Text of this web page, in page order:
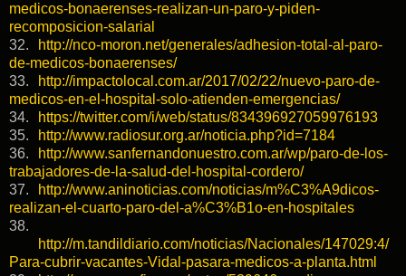
medicos-bonaerenses-realizan-un-paro-y-piden-
recomposicion-salarial
32.
http://nco-moron.net/generales/adhesion-total-al-paro-
de-medicos-bonaerenses/
33.
http://impactolocal.com.ar/2017/02/22/nuevo-paro-de-
medicos-en-el-hospital-solo-atienden-emergencias/
34.
https://twitter.com/i/web/status/834396927059976193
35.
http://www.radiosur.org.ar/noticia.php?id=7184
36.
http://www.sanfernandonuestro.com.ar/wp/paro-de-los-
trabajadores-de-la-salud-del-hospital-cordero/
37.
http://www.aninoticias.com/noticias/m%C3%A9dicos-
realizan-el-cuarto-paro-del-a%C3%B1o-en-hospitales
38.
http://m.tandildiario.com/noticias/Nacionales/147029:4/
Para-cubrir-vacantes-Vidal-pasara-medicos-a-planta.html